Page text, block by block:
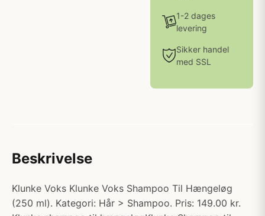
1-2 dages
levering
Sikker handel
med SSL
Beskrivelse
Klunke Voks Klunke Voks Shampoo Til Hængeløg
(250 ml). Kategori: Hår > Shampoo. Pris: 149.00 kr.